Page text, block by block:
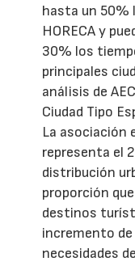
hasta un 50%
HORECA y
30% los
principales
análisis de
Ciudad Tipo
La asociación
representa el
distribución
proporción
destinos
incremento
necesidades